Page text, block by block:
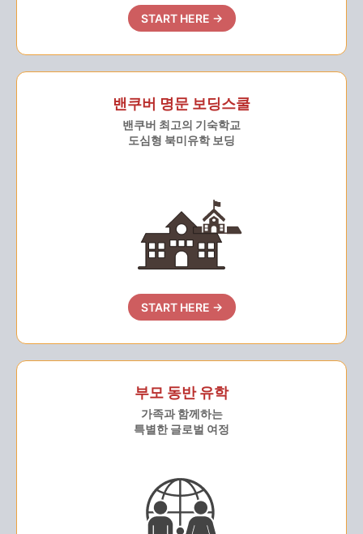
START HERE →
밴쿠버 명문 보딩스쿨
밴쿠버 최고의 기숙학교
도심형 북미유학 보딩
START HERE →
부모 동반 유학
가족과 함께하는
특별한 글로벌 여정